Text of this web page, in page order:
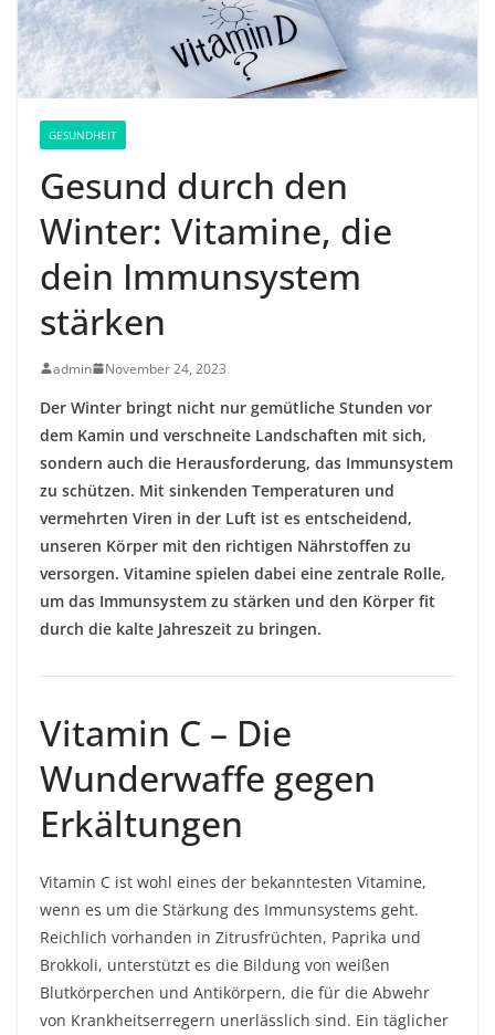
GESUNDHEIT
Gesund durch den
Winter: Vitamine, die
dein Immunsystem
stärken
admin November 24, 2023
Der Winter bringt nicht nur gemütliche Stunden vor
dem Kamin und verschneite Landschaften mit sich,
sondern auch die Herausforderung, das Immunsystem
zu schützen. Mit sinkenden Temperaturen und
vermehrten Viren in der Luft ist es entscheidend,
unseren Körper mit den richtigen Nährstoffen zu
versorgen. Vitamine spielen dabei eine zentrale Rolle,
um das Immunsystem zu stärken und den Körper fit
durch die kalte Jahreszeit zu bringen.
Vitamin C – Die
Wunderwaffe gegen
Erkältungen
Vitamin C ist wohl eines der bekanntesten Vitamine,
wenn es um die Stärkung des Immunsystems geht.
Reichlich vorhanden in Zitrusfrüchten, Paprika und
Brokkoli, unterstützt es die Bildung von weißen
Blutkörperchen und Antikörpern, die für die Abwehr
von Krankheitserregern unerlässlich sind. Ein täglicher